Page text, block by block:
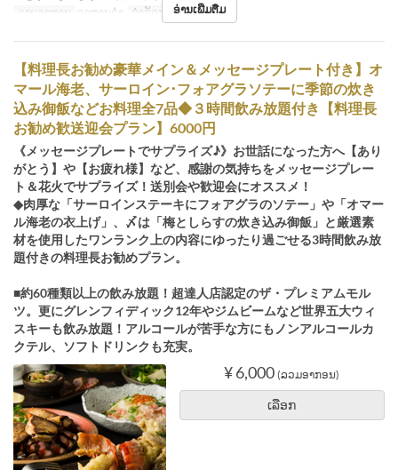
ຄາບອາຫານ
ອາຫານຄ່ຳ ຈຳກັດການສັ່ງຊື້ 2 ~ 15
ອ່ານເພີ່ມຕື່ມ
【料理長お勧め豪華メイン＆メッセージプレート付き】オ
マール海老、サーロイン･フォアグラソテーに季節の炊き
込み御飯などお料理全7品◆３時間飲み放題付き【料理長
お勧め歓送迎会プラン】6000円
《メッセージプレートでサプライズ♪》お世話になった方へ【あり
がとう】や【お疲れ様】など、感謝の気持ちをメッセージプレー
ト＆花火でサプライズ！送別会や歓迎会にオススメ！
◆肉厚な「サーロインステーキにフォアグラのソテー」や「オマー
ル海老の衣上げ」、〆は「梅としらすの炊き込み御飯」と厳選素
材を使用したワンランク上の内容にゆったり過ごせる3時間飲み放
題付きの料理長お勧めプラン。
■約60種類以上の飲み放題！超達人店認定のザ・プレミアムモル
ツ。更にグレンフィディック12年やジムビームなど世界五大ウィ
スキーも飲み放題！アルコールが苦手な方にもノンアルコールカ
クテル、ソフトドリンクも充実。
¥ 6,000 (ລວມອາກອນ)
ເລືອກ